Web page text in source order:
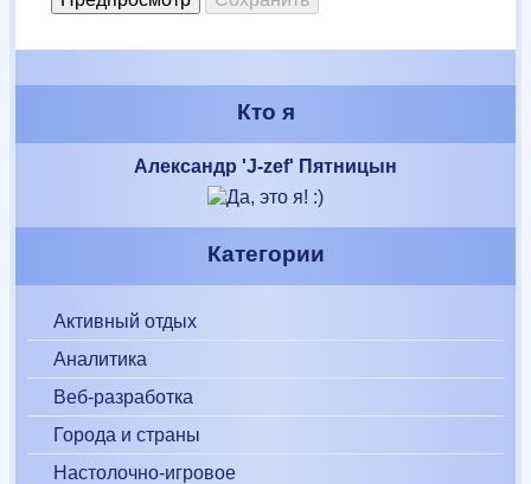
Кто я
Александр 'J-zef' Пятницын
Категории
Активный отдых
Аналитика
Веб-разработка
Города и страны
Настолочно-игровое